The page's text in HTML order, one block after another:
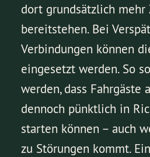
dort grundsätzlich mehr
bereitstehen. Bei
Verbindungen können
eingesetzt werden. So
werden, dass Fahrgäste
dennoch pünktlich in
starten können – auch
zu Störungen kommt.